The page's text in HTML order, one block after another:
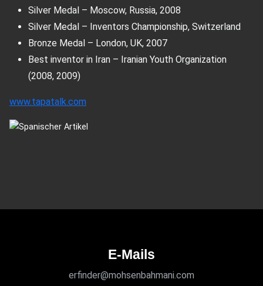
Silver Medal – Moscow, Russia, 2008
Silver Medal – Inventors Championship, Switzerland
Bronze Medal – London, UK, 2007
Best inventor in Iran – Iranian Youth Organization
(2008, 2009)
www.tapatalk.com
E-Mails
erfinder@mohsenbahmani.com